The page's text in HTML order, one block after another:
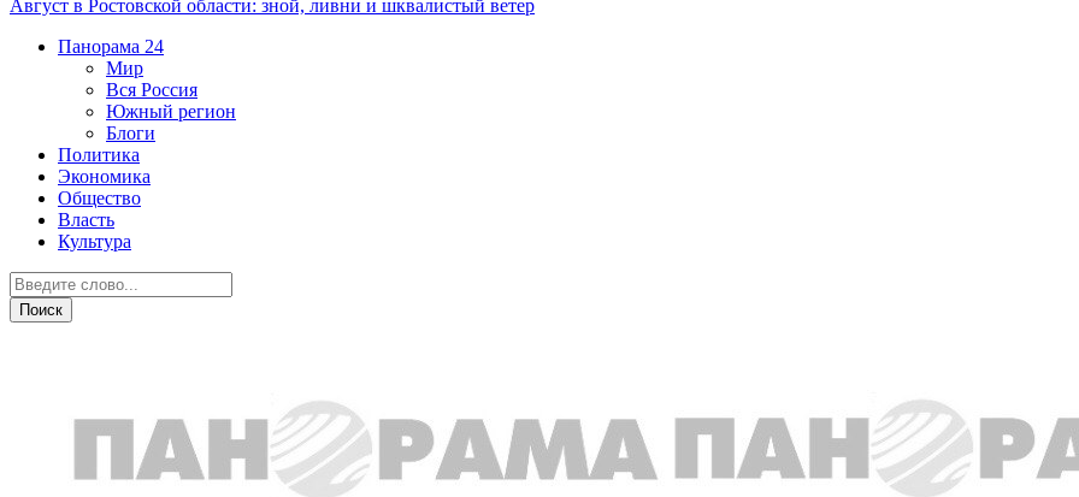
Август в Ростовской области: зной, ливни и шквалистый ветер
Панорама 24
Мир
Вся Россия
Южный регион
Блоги
Политика
Экономика
Общество
Власть
Культура